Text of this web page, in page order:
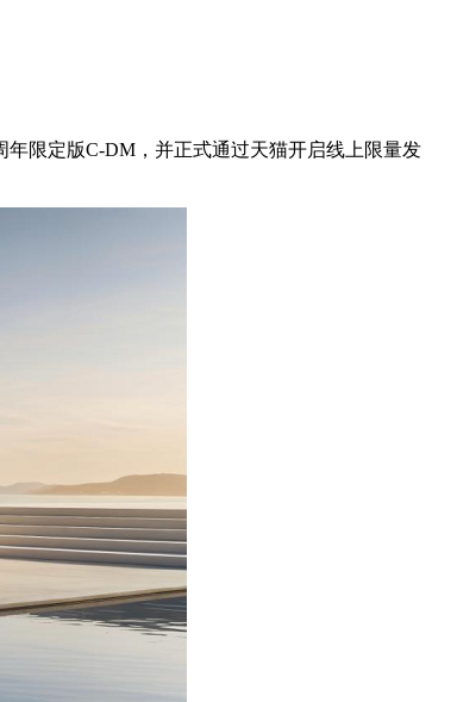
限定版C-DM，并正式通过天猫开启线上限量发